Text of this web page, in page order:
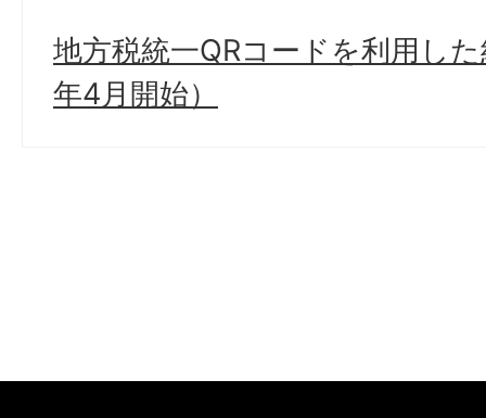
地方税統一QRコードを利用し
年4月開始）